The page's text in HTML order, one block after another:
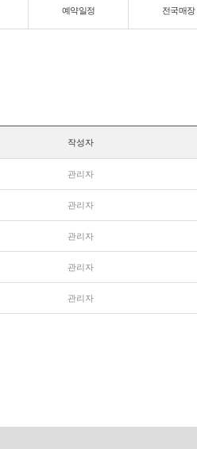
예약일정 전국매장
작성자
관리자
관리자
관리자
관리자
관리자